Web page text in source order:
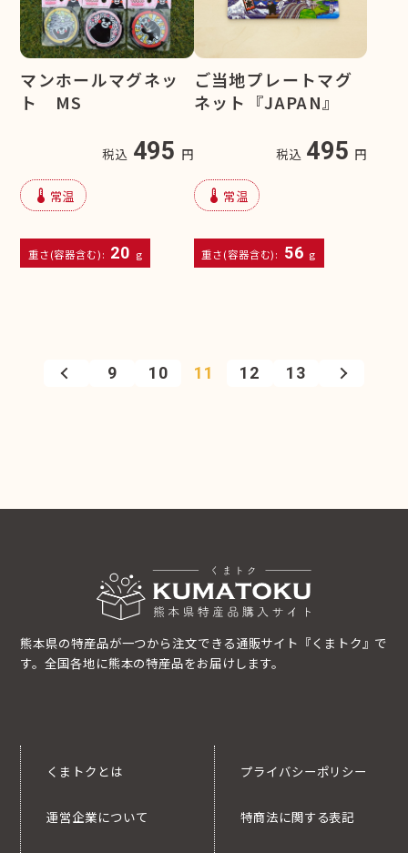
マンホールマグネッ
ト MS
税込 495 円
device_thermostat 常温
重さ(容器含む): 20 g
ご当地プレートマグ
ネット『JAPAN』
税込 495 円
device_thermostat 常温
重さ(容器含む): 56 g
9 10 11 12 13
熊本県の特産品が一つから注文できる通販サイト『くまトク』で
す。全国各地に熊本の特産品をお届けします。
くまトクとは
運営企業について
プライバシーポリシー
特商法に関する表記